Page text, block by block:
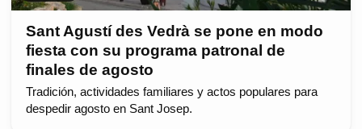
Sant Agustí des Vedrà se pone en modo
fiesta con su programa patronal de
finales de agosto
Tradición, actividades familiares y actos populares para
despedir agosto en Sant Josep.